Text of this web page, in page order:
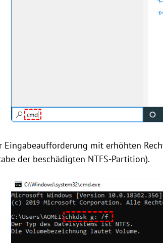
Eingabeaufforderung mit erhöhten
der beschädigten NTFS-Partition).